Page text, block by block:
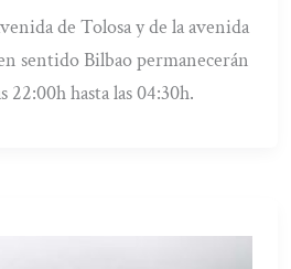
de Tolosa y de la avenida
sentido Bilbao permanecerán
22:00h hasta las 04:30h.